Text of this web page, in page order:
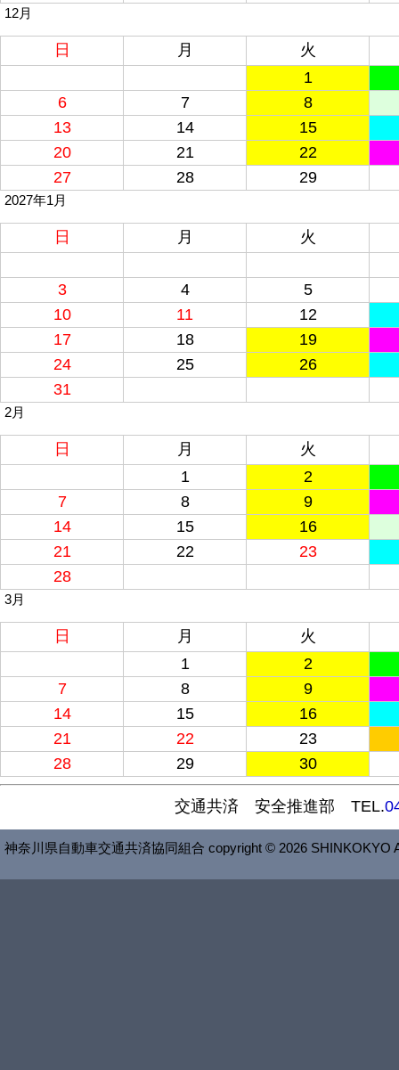
12月
日 月
火
1
6
7
8
13
14
15
20
21
22
27
28 29
2027年1月
日 月 火
3 4
5
10
11
12
17
18
19
24
25
26
31
2月
日 月
火
1
2
7
8
9
14
15
16
21
22
23
28
3月
日 月
火
1
2
7
8
9
14
15
16
21
22
23
28
29 30
交通共済 安全推進部 TEL.
神奈川県自動車交通共済協同組合 copyright © 2026 SHINKOKYO